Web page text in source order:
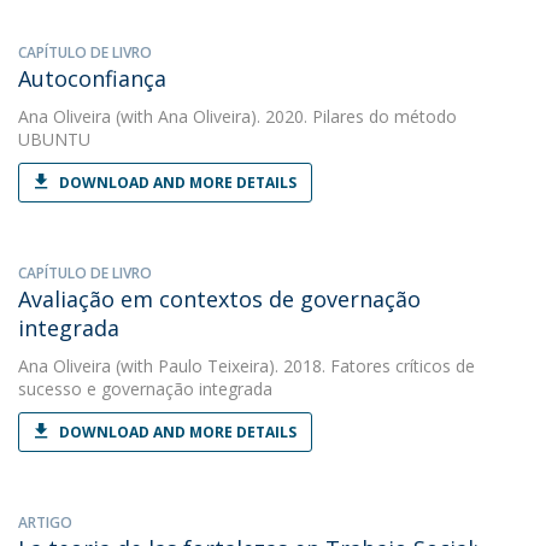
CAPÍTULO DE LIVRO
Autoconfiança
Ana Oliveira (with Ana Oliveira). 2020. Pilares do método
UBUNTU
DOWNLOAD AND MORE DETAILS
CAPÍTULO DE LIVRO
Avaliação em contextos de governação
integrada
Ana Oliveira (with Paulo Teixeira). 2018. Fatores críticos de
sucesso e governação integrada
DOWNLOAD AND MORE DETAILS
ARTIGO